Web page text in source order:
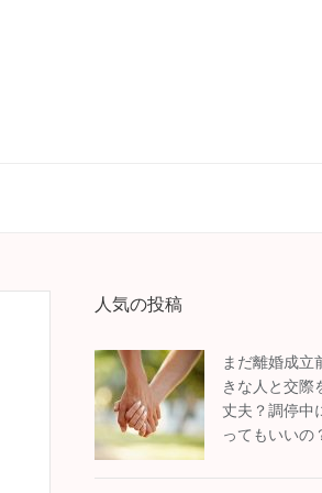
人気の投稿
まだ離婚成立
きな人と交際
丈夫？調停中
ってもいいの